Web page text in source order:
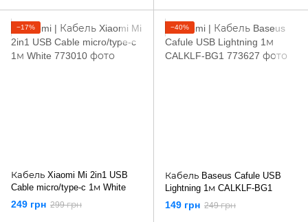
−17%
Кабель Xiaomi Mi 2in1 USB
Cable micro/type-c 1м White
249 грн 299 грн
−40%
Кабель Baseus Cafule USB
Lightning 1м CALKLF-BG1
149 грн 249 грн